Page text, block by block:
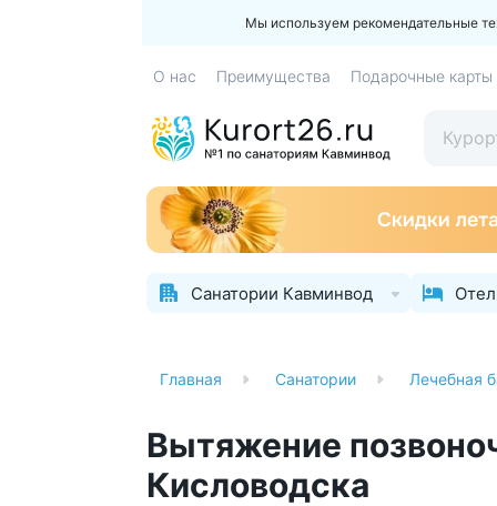
Мы используем рекомендательные
О нас Преимущества Подарочные карты
Санатории Кавминвод
Главная Санатории Лечебная
Вытяжение
Кисловодска